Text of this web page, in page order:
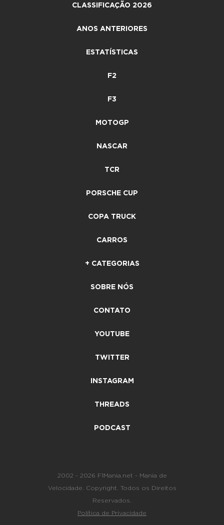
CLASSIFICAÇÃO 2026
ANOS ANTERIORES
ESTATÍSTICAS
F2
F3
MOTOGP
NASCAR
TCR
PORSCHE CUP
COPA TRUCK
CARROS
+ CATEGORIAS
SOBRE NÓS
CONTATO
YOUTUBE
TWITTER
INSTAGRAM
THREADS
PODCAST
2002 - 2026 F1Mania.net - Mania de
Velocidade. Copyright. Todos os Direitos
Reservados.
Política de Privacidade